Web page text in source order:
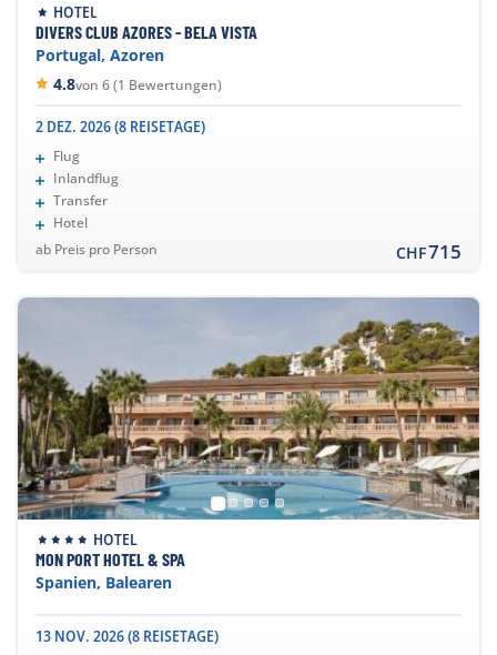
HOTEL
DIVERS CLUB AZORES - BELA VISTA
Portugal, Azoren
4.8von 6 (1 Bewertungen)
2 DEZ. 2026 (8 REISETAGE)
Flug
Inlandflug
Transfer
Hotel
ab Preis pro Person
CHF715
HOTEL
MON PORT HOTEL & SPA
Spanien, Balearen
13 NOV. 2026 (8 REISETAGE)